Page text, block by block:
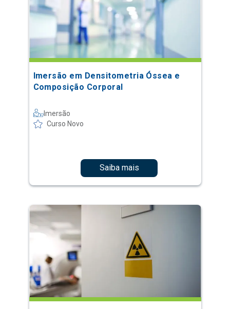
Imersão em Densitometria Óssea e
Composição Corporal
Imersão
Curso Novo
Saiba mais